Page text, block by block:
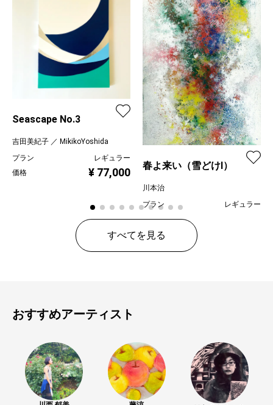
Seascape No.3
吉田美紀子 ／ MikikoYoshida
プラン
レギュラー
価格
¥ 77,000
春よ来い（雪どけⅠ）
川本治
プラン
レギュラー
価格
すべてを見る
おすすめアーティスト